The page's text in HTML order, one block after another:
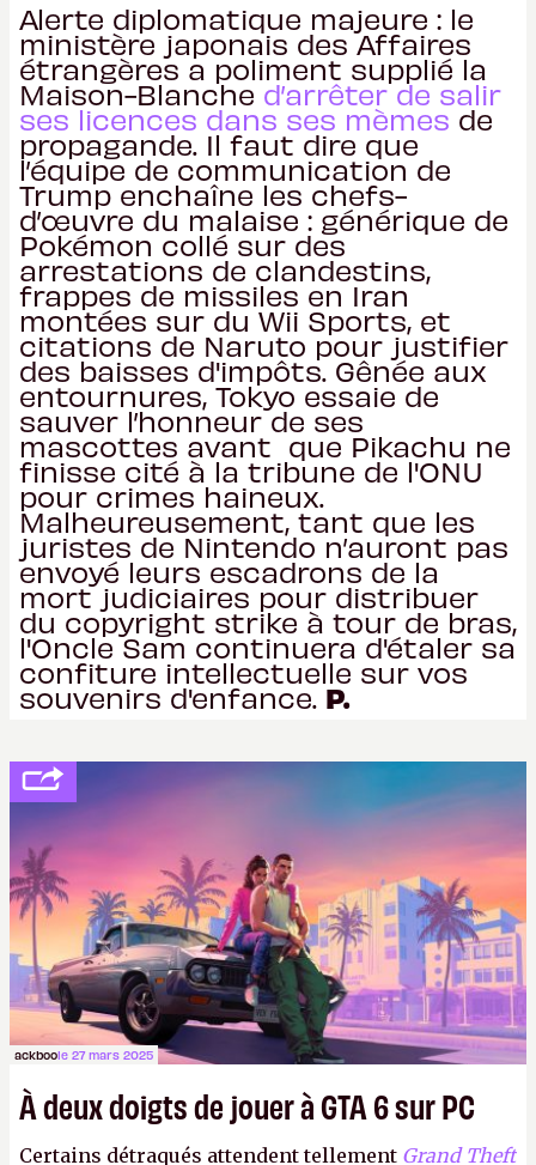
Alerte diplomatique majeure : le
ministère japonais des Affaires
étrangères a poliment supplié la
Maison-Blanche d’arrêter de salir
ses licences dans ses mèmes de
propagande. Il faut dire que
l’équipe de communication de
Trump enchaîne les chefs-
d’œuvre du malaise : générique de
Pokémon collé sur des
arrestations de clandestins,
frappes de missiles en Iran
montées sur du Wii Sports, et
citations de Naruto pour justifier
des baisses d'impôts. Gênée aux
entournures, Tokyo essaie de
sauver l’honneur de ses
mascottes avant que Pikachu ne
finisse cité à la tribune de l'ONU
pour crimes haineux.
Malheureusement, tant que les
juristes de Nintendo n’auront pas
envoyé leurs escadrons de la
mort judiciaires pour distribuer
du copyright strike à tour de bras,
l'Oncle Sam continuera d'étaler sa
confiture intellectuelle sur vos
souvenirs d'enfance. P.
ackboole 27 mars 2025
À deux doigts de jouer à GTA 6 sur PC
Certains détraqués attendent tellement Grand Theft